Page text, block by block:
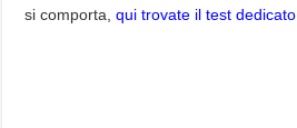
si comporta,qui trovate il test dedicato